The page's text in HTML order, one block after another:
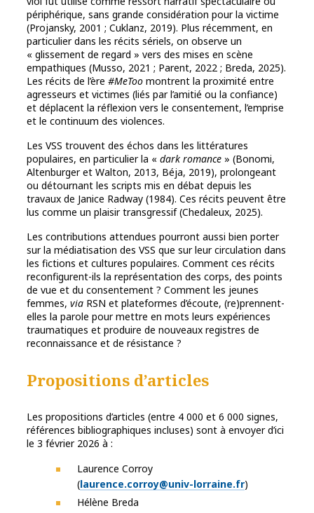
périphérique, sans grande considération pour la victime
(Projansky, 2001 ; Cuklanz, 2019). Plus récemment, en
particulier dans les récits sériels, on observe un
« glissement de regard » vers des mises en scène
empathiques (Musso, 2021 ; Parent, 2022 ; Breda, 2025).
Les récits de l’ère #MeToo montrent la proximité entre
agresseurs et victimes (liés par l’amitié ou la confiance)
et déplacent la réflexion vers le consentement, l’emprise
et le continuum des violences.
Les VSS trouvent des échos dans les littératures
populaires, en particulier la « dark romance » (Bonomi,
Altenburger et Walton, 2013, Béja, 2019), prolongeant
ou détournant les scripts mis en débat depuis les
travaux de Janice Radway (1984). Ces récits peuvent être
lus comme un plaisir transgressif (Chedaleux, 2025).
Les contributions attendues pourront aussi bien porter
sur la médiatisation des VSS que sur leur circulation dans
les fictions et cultures populaires. Comment ces récits
reconfigurent-ils la représentation des corps, des points
de vue et du consentement ? Comment les jeunes
femmes, via RSN et plateformes d’écoute, (re)prennent-
elles la parole pour mettre en mots leurs expériences
traumatiques et produire de nouveaux registres de
reconnaissance et de résistance ?
Propositions d’articles
Les propositions d’articles (entre 4 000 et 6 000 signes,
références bibliographiques incluses) sont à envoyer d’ici
le 3 février 2026 à :
Laurence Corroy
(laurence.corroy@univ-lorraine.fr)
Hélène Breda